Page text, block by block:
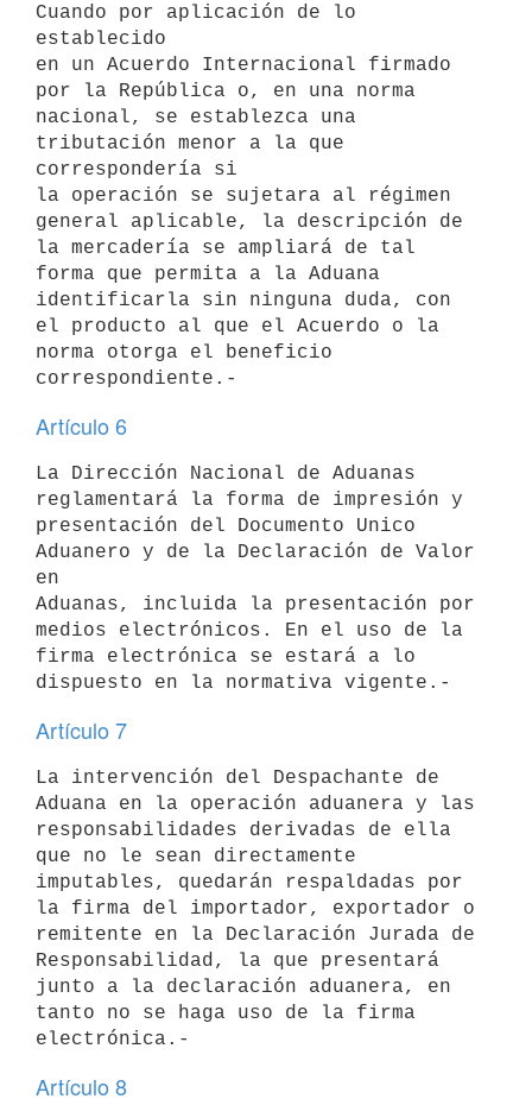
Cuando por aplicación de lo
establecido
en un Acuerdo Internacional firmado
por la República o, en una norma
nacional, se establezca una
tributación menor a la que
correspondería si
la operación se sujetara al régimen
general aplicable, la descripción de
la mercadería se ampliará de tal
forma que permita a la Aduana
identificarla sin ninguna duda, con
el producto al que el Acuerdo o la
norma otorga el beneficio
Artículo 6
La Dirección Nacional de Aduanas
reglamentará la forma de impresión y
presentación del Documento Unico
Aduanero y de la Declaración de Valor
en
Aduanas, incluida la presentación por
medios electrónicos. En el uso de la
firma electrónica se estará a lo
Artículo 7
La intervención del Despachante de
Aduana en la operación aduanera y las
responsabilidades derivadas de ella
que no le sean directamente
imputables, quedarán respaldadas por
la firma del importador, exportador o
remitente en la Declaración Jurada de
Responsabilidad, la que presentará
junto a la declaración aduanera, en
tanto no se haga uso de la firma
Artículo 8